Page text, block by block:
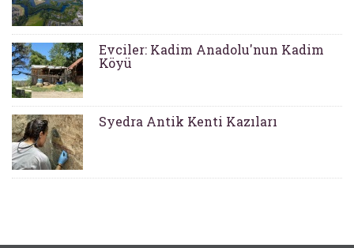
Evciler: Kadim Anadolu'nun Kadim
Köyü
Syedra Antik Kenti Kazıları